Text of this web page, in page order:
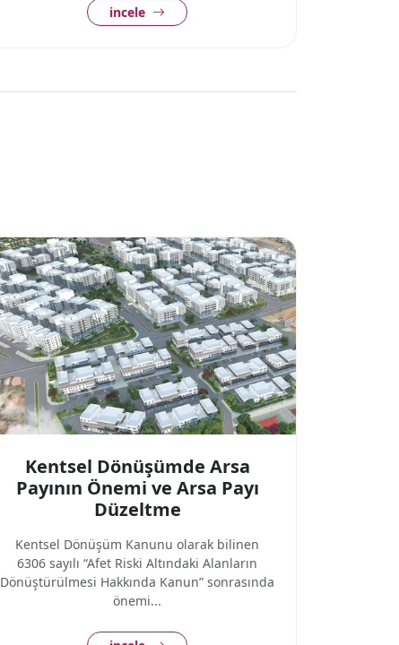
incele
Kentsel Dönüşümde Arsa
Payının Önemi ve Arsa Payı
Düzeltme
Kentsel Dönüşüm Kanunu olarak bilinen
6306 sayılı “Afet Riski Altındaki Alanların
Dönüştürülmesi Hakkında Kanun” sonrasında
önemi...